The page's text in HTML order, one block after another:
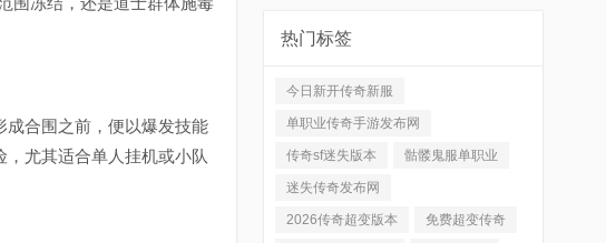
合围之前，便以爆发技能
，尤其适合单人挂机或小队
热门标签
今日新开传奇新服
单职业传奇手游发布网
传奇sf迷失版本 骷髅鬼服单职业
迷失传奇发布网
2026传奇超变版本 免费超变传奇